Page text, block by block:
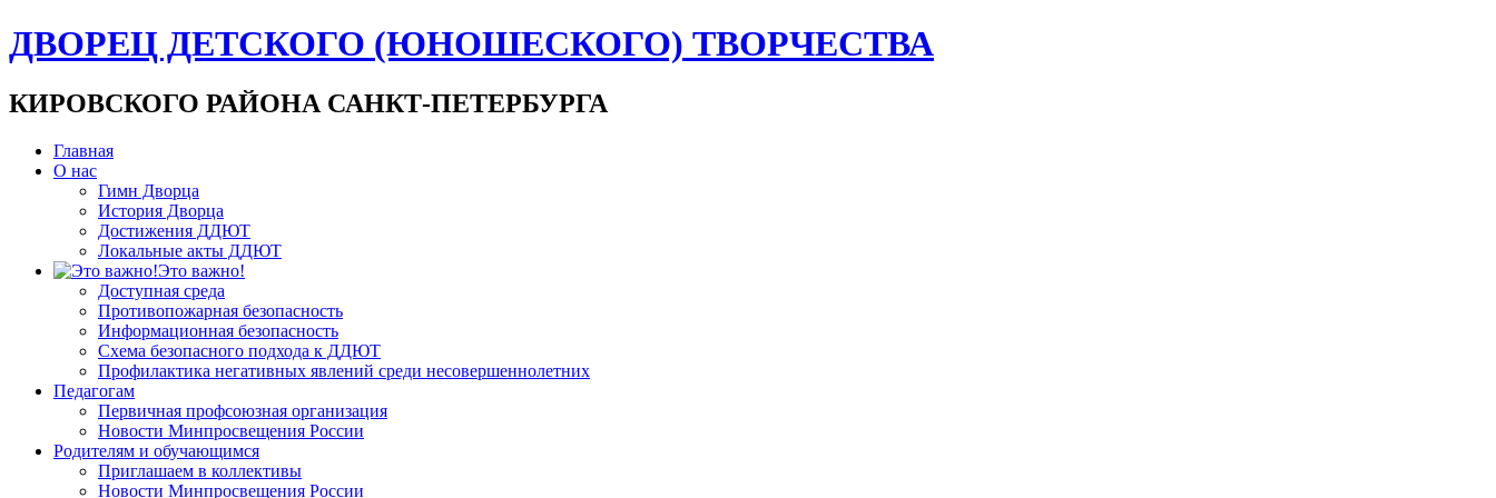
ДВОРЕЦ ДЕТСКОГО (ЮНОШЕСКОГО) ТВОРЧЕСТВА
КИРОВСКОГО РАЙОНА САНКТ-ПЕТЕРБУРГА
Главная
О нас
Гимн Дворца
История Дворца
Достижения ДДЮТ
Локальные акты ДДЮТ
Это важно!
Доступная среда
Противопожарная безопасность
Информационная безопасность
Схема безопасного подхода к ДДЮТ
Профилактика негативных явлений среди несовершеннолетних
Педагогам
Первичная профсоюзная организация
Новости Минпросвещения России
Родителям и обучающимся
Приглашаем в коллективы
Новости Минпросвещения России